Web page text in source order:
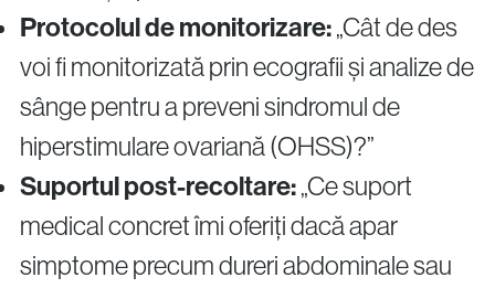
Protocolul de monitorizare:„Cât de des
voi fi monitorizată prin ecografii și analize de
sânge pentru a preveni sindromul de
hiperstimulare ovariană (OHSS)?”
Suportul post-recoltare:„Ce suport
medical concret îmi oferiți dacă apar
simptome precum dureri abdominale sau